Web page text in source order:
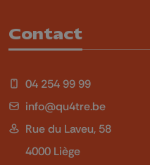
Contact
04 254 99 99
info@qu4tre.be
Rue du Laveu, 58
4000 Liège